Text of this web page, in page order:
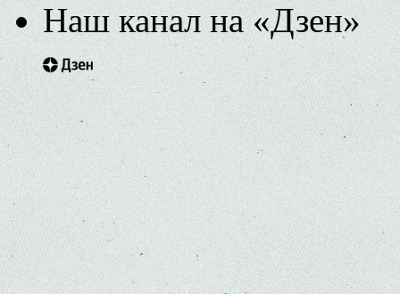
Наш канал на «Дзен»